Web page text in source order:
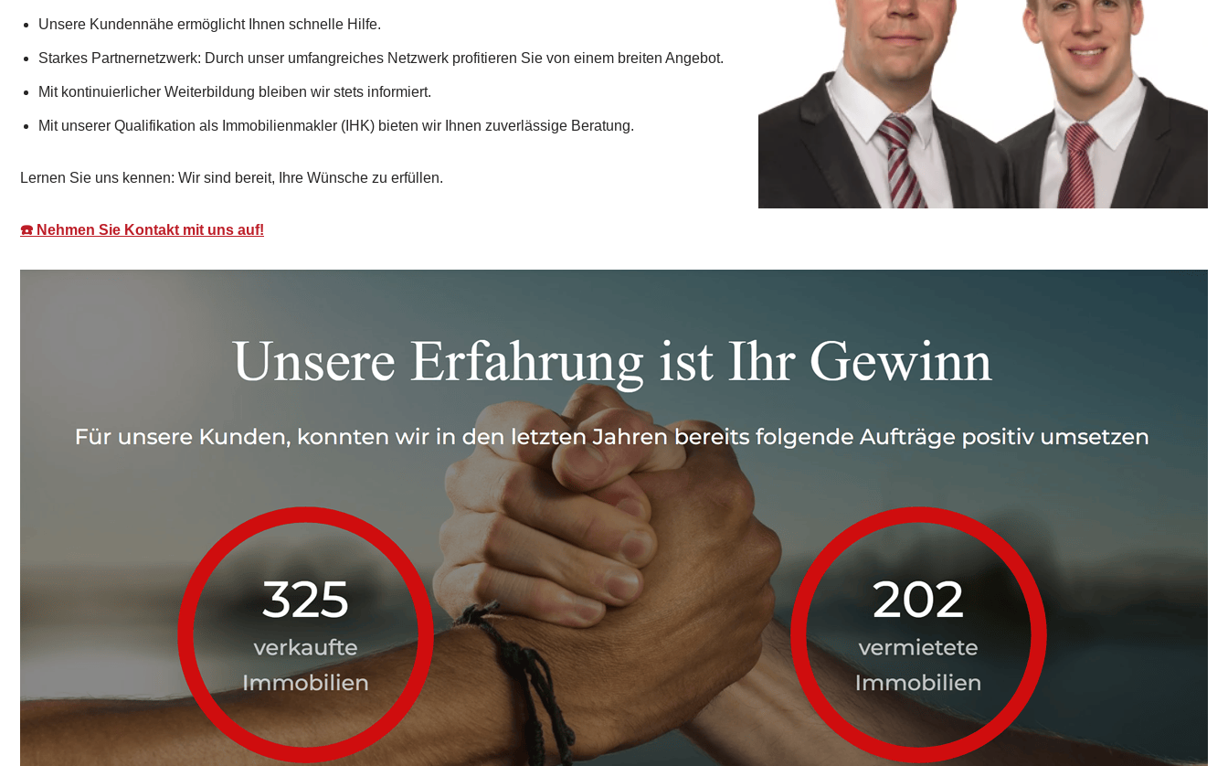
Unsere Kundennähe ermöglicht Ihnen schnelle Hilfe.
Starkes Partnernetzwerk: Durch unser umfangreiches Netzwerk profitieren Sie von einem breiten Angebot.
Mit kontinuierlicher Weiterbildung bleiben wir stets informiert.
Mit unserer Qualifikation als Immobilienmakler (IHK) bieten wir Ihnen zuverlässige Beratung.
Lernen Sie uns kennen: Wir sind bereit, Ihre Wünsche zu erfüllen.
☎️ Nehmen Sie Kontakt mit uns auf!